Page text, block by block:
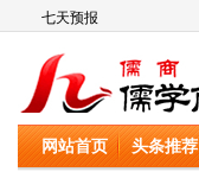
儒商网
网站首页 头条推荐